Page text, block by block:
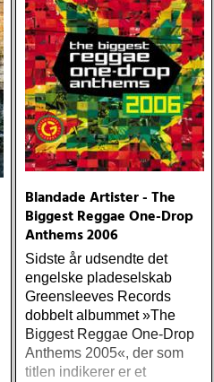
från en ung mans liv
Blandade Artister - The
Biggest Reggae One-Drop
Anthems 2006
Sidste år udsendte det
engelske pladeselskab
Greensleeves Records
dobbelt albummet »The
Biggest Reggae One-Drop
Anthems 2005«, der som
titlen indikerer er et